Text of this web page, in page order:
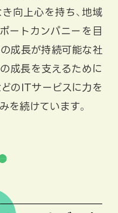
向上心を持ち、地域
ートカンパニーを目
成長が持続可能な社
成長を支えるために
どのITサービスに力を
を続けています。